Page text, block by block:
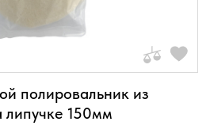
полировальник из
липучке 150мм